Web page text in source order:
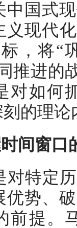
中国式
义现代
，将“
推进的
对如何
的理
间窗口
对特定
优势、
前提。